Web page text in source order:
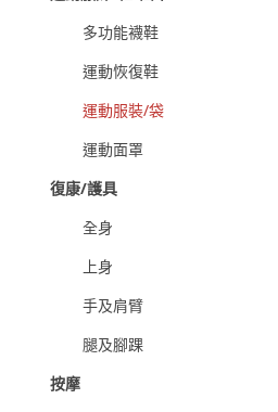
多功能襪鞋
運動恢復鞋
運動服裝/袋
運動面罩
復康/護具
全身
上身
手及肩臂
腿及腳踝
按摩